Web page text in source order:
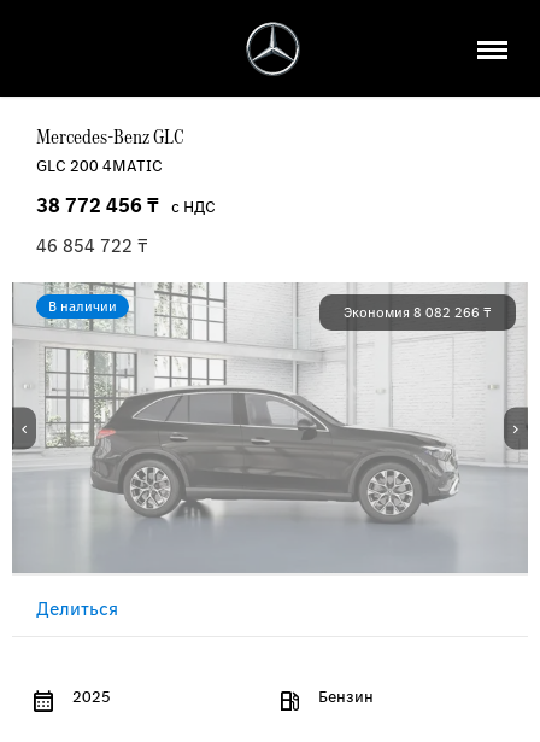
Mercedes-BenzGLC
GLC 200 4MATIC
38 772 456 ₸
46 854 722 ₸
Экономия 8 082 266 ₸
В наличии
Делиться
2025 Бензин